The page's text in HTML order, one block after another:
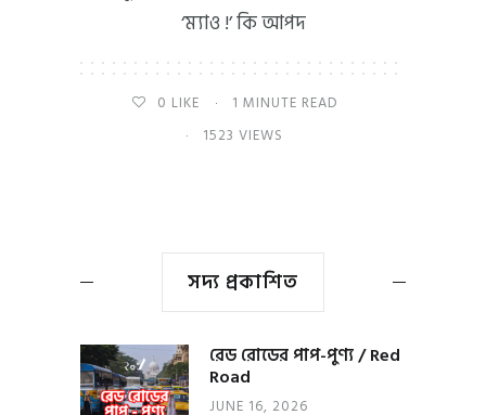
‘ম্যাও !’ কি আপদ
0 LIKE
1 MINUTE READ
1523 VIEWS
সদ্য প্রকাশিত
রেড রোডের পাপ-পুণ্য / Red
Road
JUNE 16, 2026